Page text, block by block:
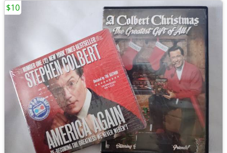
$10